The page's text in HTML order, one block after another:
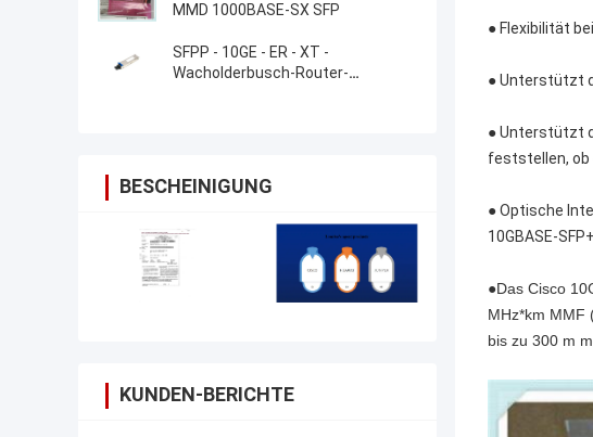
MMD 1000BASE-SX SFP
SFPP - 10GE - ER - XT -
Wacholderbusch-Router-
BESCHEINIGUNG
KUNDEN-BERICHTE
● Flexibilität
● Unterstützt
● Unterstützt
feststellen, ob
● Optische
10GBASE-
●Das Cisco
MHz*km MMF
bis zu 300 m